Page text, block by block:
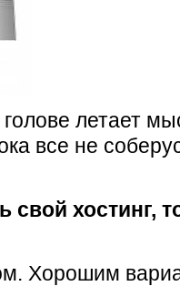
летает
все не
хостинг,
Хорошим